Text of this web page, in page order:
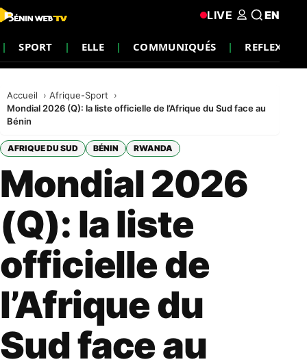
SPORT ELLE COMMUNIQUÉS REFLEXION
LIVE EN
Accueil
Afrique-Sport
Mondial 2026 (Q): la liste officielle de l’Afrique du Sud face au
Bénin
AFRIQUE DU SUD BÉNIN RWANDA
Mondial 2026
(Q): la liste
officielle de
l’Afrique du
Sud face au